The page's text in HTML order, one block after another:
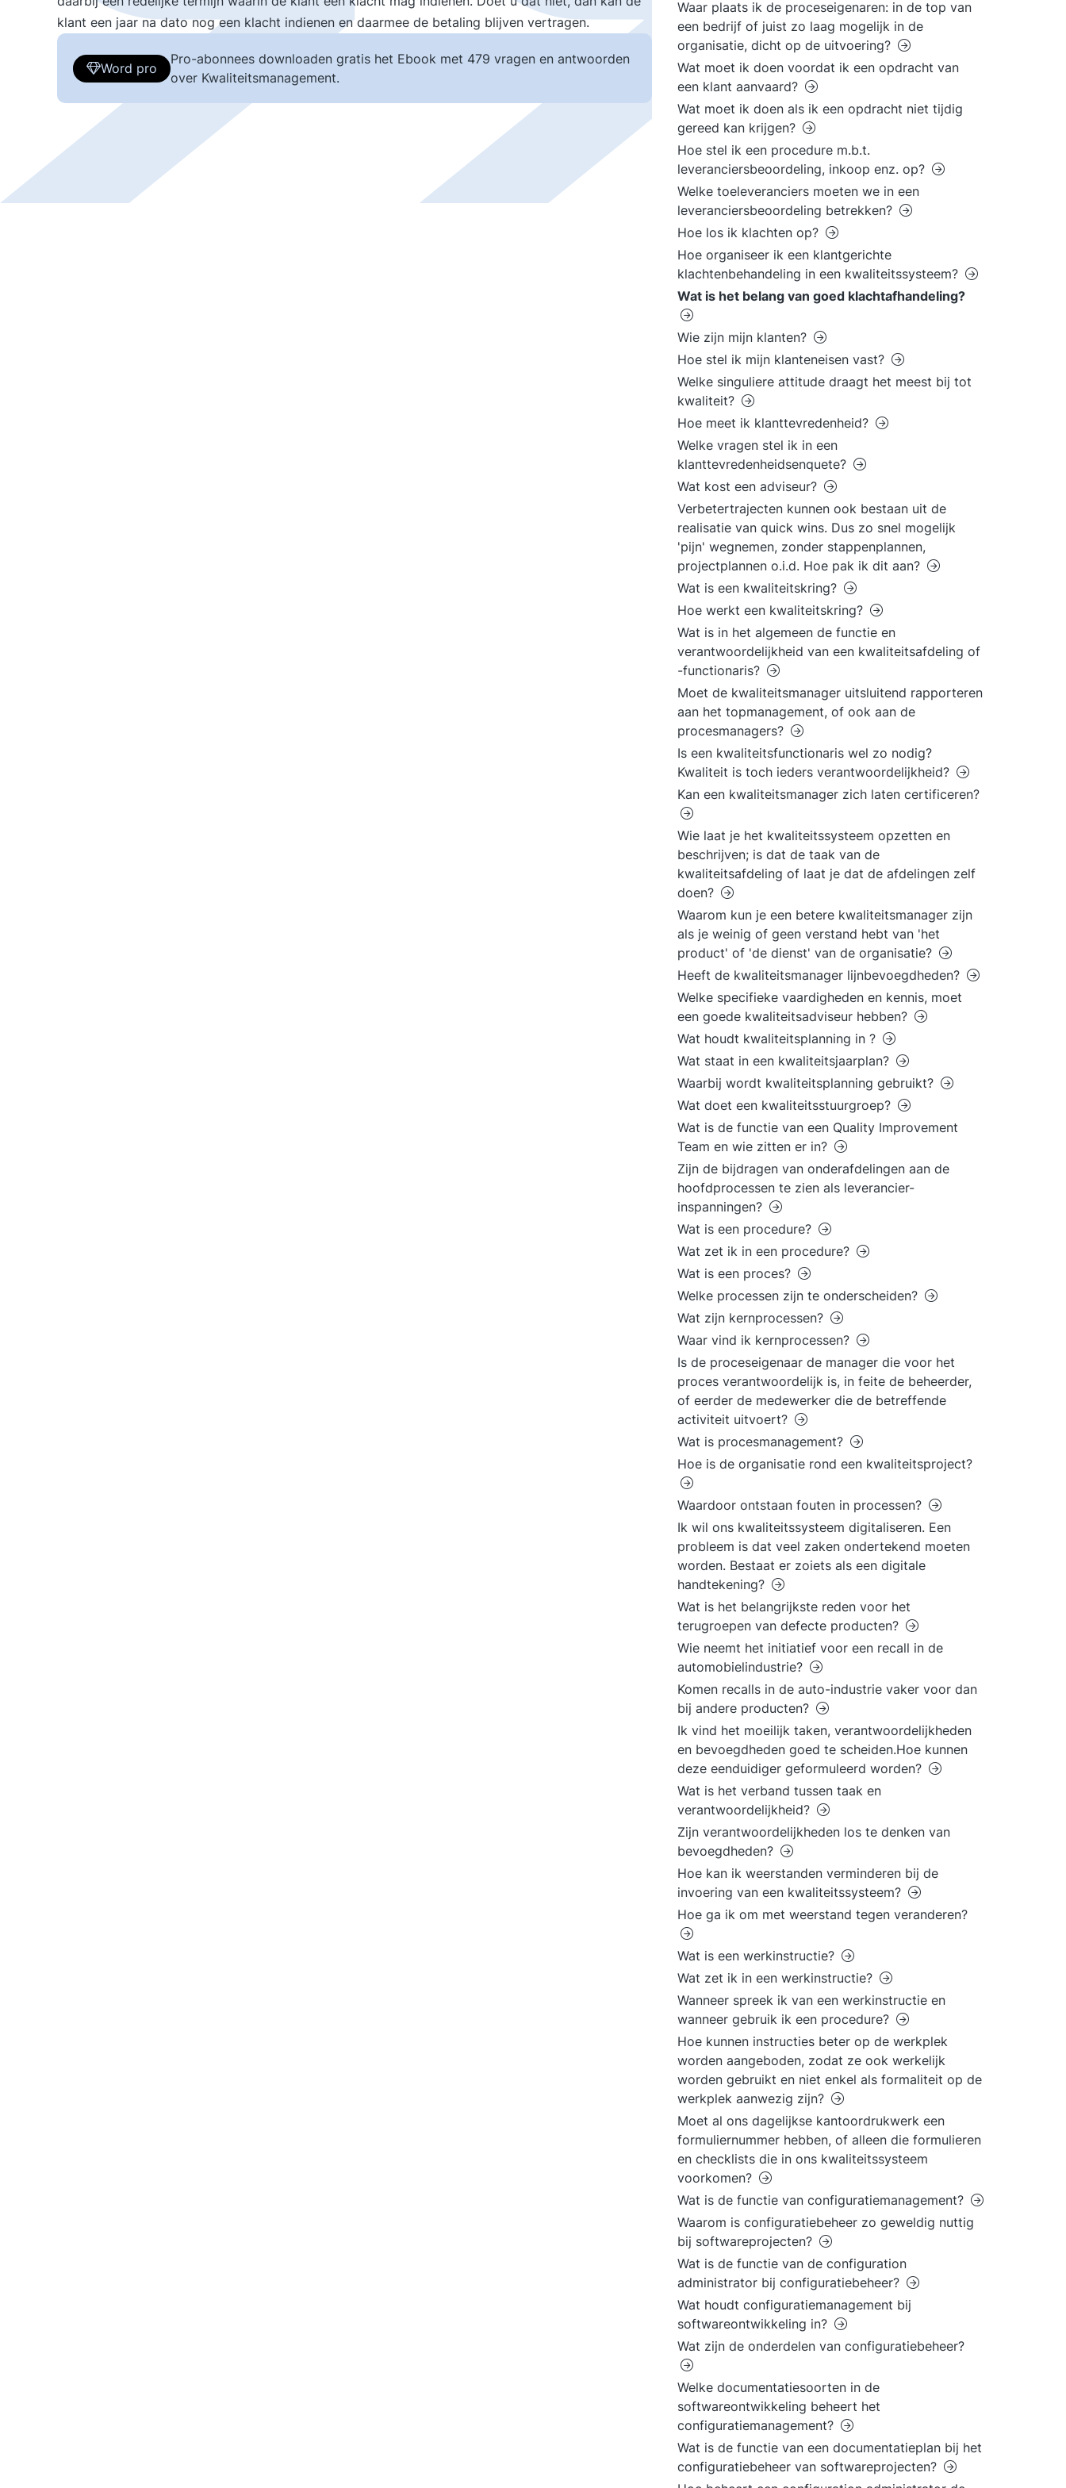
klant een jaar na dato nog een klacht indienen en daarmee de betaling blijven vertragen.
Word pro
Pro-abonnees downloaden gratis het Ebook met 479 vragen en antwoorden
over Kwaliteitsmanagement.
Waar plaats ik de proceseigenaren: in de top van
een bedrijf of juist zo laag mogelijk in de
organisatie, dicht op de uitvoering?
Wat moet ik doen voordat ik een opdracht van
een klant aanvaard?
Wat moet ik doen als ik een opdracht niet tijdig
gereed kan krijgen?
Hoe stel ik een procedure m.b.t.
leveranciersbeoordeling, inkoop enz. op?
Welke toeleveranciers moeten we in een
leveranciersbeoordeling betrekken?
Hoe los ik klachten op?
Hoe organiseer ik een klantgerichte
klachtenbehandeling in een kwaliteitssysteem?
Wat is het belang van goed klachtafhandeling?
Wie zijn mijn klanten?
Hoe stel ik mijn klanteneisen vast?
Welke singuliere attitude draagt het meest bij tot
kwaliteit?
Hoe meet ik klanttevredenheid?
Welke vragen stel ik in een
klanttevredenheidsenquete?
Wat kost een adviseur?
Verbetertrajecten kunnen ook bestaan uit de
realisatie van quick wins. Dus zo snel mogelijk
'pijn' wegnemen, zonder stappenplannen,
projectplannen o.i.d. Hoe pak ik dit aan?
Wat is een kwaliteitskring?
Hoe werkt een kwaliteitskring?
Wat is in het algemeen de functie en
verantwoordelijkheid van een kwaliteitsafdeling of
-functionaris?
Moet de kwaliteitsmanager uitsluitend rapporteren
aan het topmanagement, of ook aan de
procesmanagers?
Is een kwaliteitsfunctionaris wel zo nodig?
Kwaliteit is toch ieders verantwoordelijkheid?
Kan een kwaliteitsmanager zich laten certificeren?
Wie laat je het kwaliteitssysteem opzetten en
beschrijven; is dat de taak van de
kwaliteitsafdeling of laat je dat de afdelingen zelf
doen?
Waarom kun je een betere kwaliteitsmanager zijn
als je weinig of geen verstand hebt van 'het
product' of 'de dienst' van de organisatie?
Heeft de kwaliteitsmanager lijnbevoegdheden?
Welke specifieke vaardigheden en kennis, moet
een goede kwaliteitsadviseur hebben?
Wat houdt kwaliteitsplanning in ?
Wat staat in een kwaliteitsjaarplan?
Waarbij wordt kwaliteitsplanning gebruikt?
Wat doet een kwaliteitsstuurgroep?
Wat is de functie van een Quality Improvement
Team en wie zitten er in?
Zijn de bijdragen van onderafdelingen aan de
hoofdprocessen te zien als leverancier-
inspanningen?
Wat is een procedure?
Wat zet ik in een procedure?
Wat is een proces?
Welke processen zijn te onderscheiden?
Wat zijn kernprocessen?
Waar vind ik kernprocessen?
Is de proceseigenaar de manager die voor het
proces verantwoordelijk is, in feite de beheerder,
of eerder de medewerker die de betreffende
activiteit uitvoert?
Wat is procesmanagement?
Hoe is de organisatie rond een kwaliteitsproject?
Waardoor ontstaan fouten in processen?
Ik wil ons kwaliteitssysteem digitaliseren. Een
probleem is dat veel zaken ondertekend moeten
worden. Bestaat er zoiets als een digitale
handtekening?
Wat is het belangrijkste reden voor het
terugroepen van defecte producten?
Wie neemt het initiatief voor een recall in de
automobielindustrie?
Komen recalls in de auto-industrie vaker voor dan
bij andere producten?
Ik vind het moeilijk taken, verantwoordelijkheden
en bevoegdheden goed te scheiden.Hoe kunnen
deze eenduidiger geformuleerd worden?
Wat is het verband tussen taak en
verantwoordelijkheid?
Zijn verantwoordelijkheden los te denken van
bevoegdheden?
Hoe kan ik weerstanden verminderen bij de
invoering van een kwaliteitssysteem?
Hoe ga ik om met weerstand tegen veranderen?
Wat is een werkinstructie?
Wat zet ik in een werkinstructie?
Wanneer spreek ik van een werkinstructie en
wanneer gebruik ik een procedure?
Hoe kunnen instructies beter op de werkplek
worden aangeboden, zodat ze ook werkelijk
worden gebruikt en niet enkel als formaliteit op de
werkplek aanwezig zijn?
Moet al ons dagelijkse kantoordrukwerk een
formuliernummer hebben, of alleen die formulieren
en checklists die in ons kwaliteitssysteem
voorkomen?
Wat is de functie van configuratiemanagement?
Waarom is configuratiebeheer zo geweldig nuttig
bij softwareprojecten?
Wat is de functie van de configuration
administrator bij configuratiebeheer?
Wat houdt configuratiemanagement bij
softwareontwikkeling in?
Wat zijn de onderdelen van configuratiebeheer?
Welke documentatiesoorten in de
softwareontwikkeling beheert het
configuratiemanagement?
Wat is de functie van een documentatieplan bij het
configuratiebeheer van softwareprojecten?